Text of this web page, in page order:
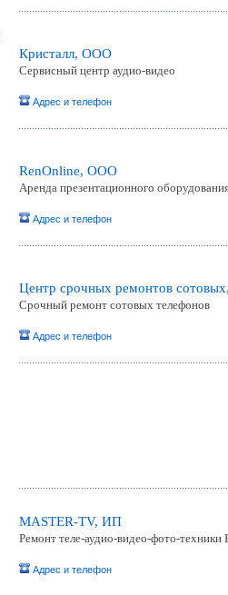
Кристалл, ООО
Сервисный центр аудио-видео
Адрес и телефон
RenOnline, ООО
Аренда презентационного
Адрес и телефон
Центр срочных ремонтов
Срочный ремонт сотовых телефонов
Адрес и телефон
MASTER-TV, ИП
Ремонт теле-аудио-видео-фото-
Адрес и телефон